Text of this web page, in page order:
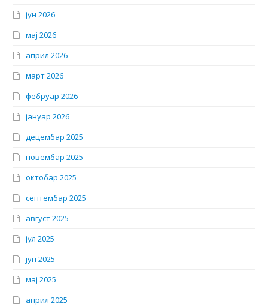
јун 2026
мај 2026
април 2026
март 2026
фебруар 2026
јануар 2026
децембар 2025
новембар 2025
октобар 2025
септембар 2025
август 2025
јул 2025
јун 2025
мај 2025
април 2025